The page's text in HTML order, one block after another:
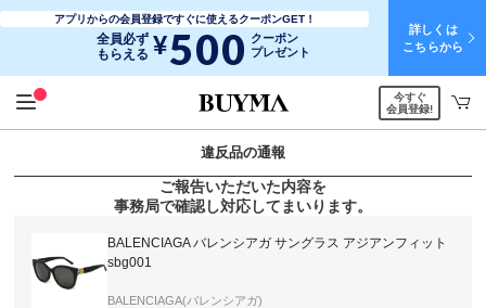
アプリからの会員登録ですぐに使えるクーポンGET！
全員必ず
もらえる ¥500 クーポン
プレゼント
詳しくは
こちらから
今すぐ
会員登録!
違反品の通報
ご報告いただいた内容を
事務局で確認し対応してまいります。
BALENCIAGA バレンシアガ サングラス アジアンフィット
sbg001
BALENCIAGA(バレンシアガ)